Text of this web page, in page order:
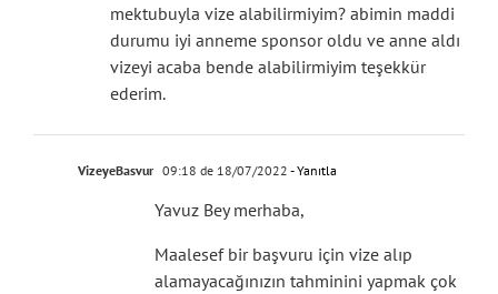
mektubuyla vize alabilirmiyim? abimin maddi
durumu iyi anneme sponsor oldu ve anne aldı
vizeyi acaba bende alabilirmiyim teşekkür
ederim.
VizeyeBasvur 09:18 de 18/07/2022 - Yanıtla
Yavuz Bey merhaba,
Maalesef bir başvuru için vize alıp
alamayacağınızın tahminini yapmak çok